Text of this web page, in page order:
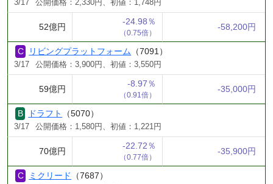
3/17 公開価格：2,330円、初値：1,748円
52億円
-24.98％
（0.75倍）
-58,200円
リビングプラットフォーム （7091）
3/17 公開価格：3,900円、初値：3,550円
59億円
-8.97％
（0.91倍）
-35,000円
ドラフト （5070）
3/17 公開価格：1,580円、初値：1,221円
70億円
-22.72％
（0.77倍）
-35,900円
ミクリード （7687）